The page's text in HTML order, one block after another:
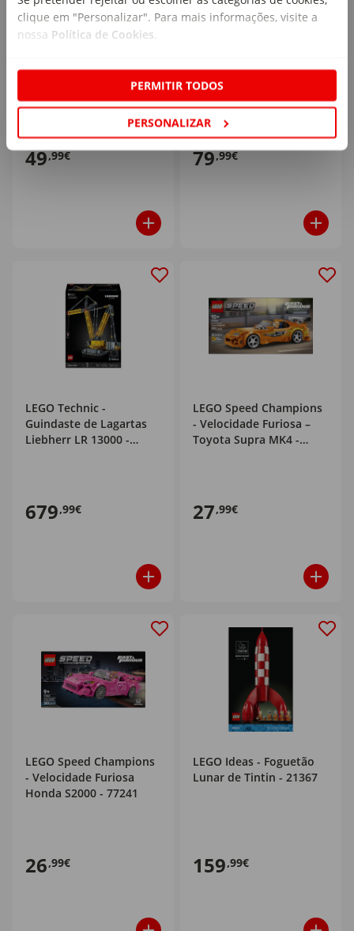
clique em "Personalizar". Para mais informações, visite a
nossa Política de Cookies.
PERMITIR TODOS
PERSONALIZAR
Vingadores: Endgame
Thor Vs Chitauri - 76322
49,99€
OneStep SX-70 - 21345
79,99€
LEGO Technic -
Guindaste de Lagartas
Liebherr LR 13000 -
679,99€
LEGO Speed Champions
- Velocidade Furiosa –
Toyota Supra MK4 -
27,99€
LEGO Speed Champions
- Velocidade Furiosa
Honda S2000 - 77241
26,99€
LEGO Ideas - Foguetão
Lunar de Tintin - 21367
159,99€